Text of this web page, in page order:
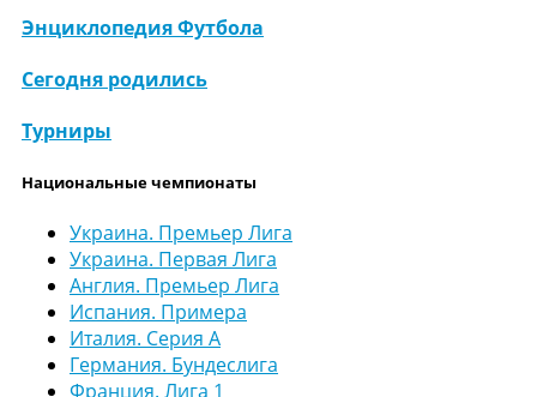
Энциклопедия Футбола
Сегодня родились
Турниры
Национальные чемпионаты
Украина. Премьер Лига
Украина. Первая Лига
Англия. Премьер Лига
Испания. Примера
Италия. Серия А
Германия. Бундеслига
Франция. Лига 1